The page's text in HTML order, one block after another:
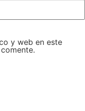
y web en este